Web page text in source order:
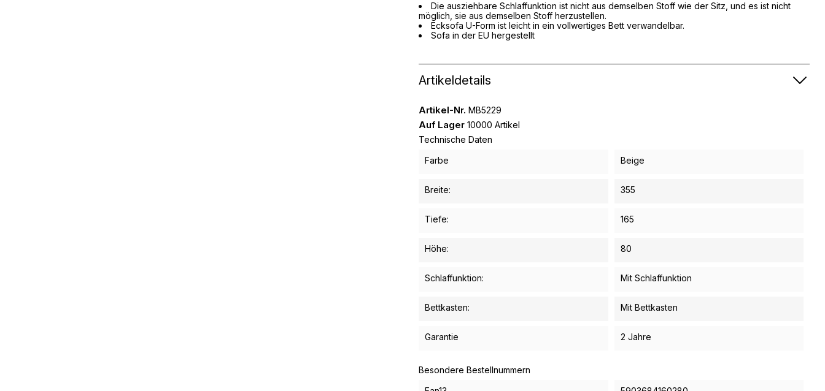
Die ausziehbare Schlaffunktion ist nicht aus demselben Stoff wie der Sitz, und es ist nicht
möglich, sie aus demselben Stoff herzustellen.
Ecksofa U-Form ist leicht in ein vollwertiges Bett verwandelbar.
Sofa in der EU hergestellt
Artikeldetails
Artikel-Nr. MB5229
Auf Lager 10000 Artikel
Technische Daten
Farbe
Beige
Breite: 355
Tiefe: 165
Höhe: 80
Schlaffunktion: Mit Schlaffunktion
Bettkasten: Mit Bettkasten
Garantie 2 Jahre
Besondere Bestellnummern